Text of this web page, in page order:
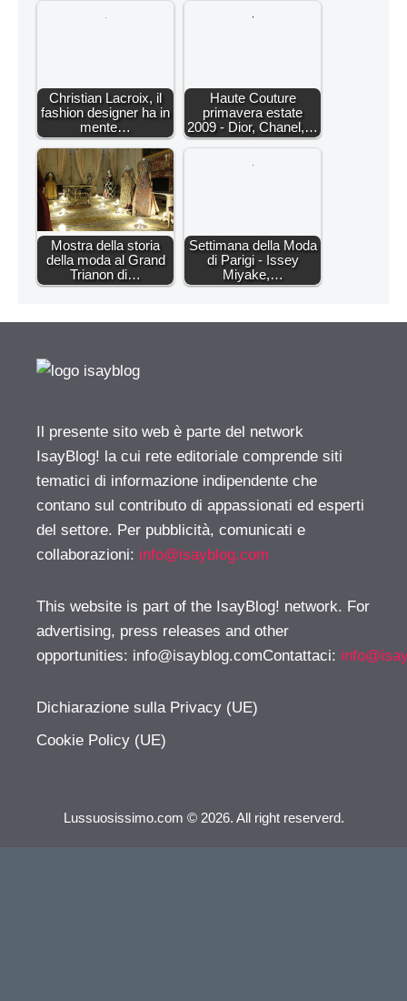
Christian Lacroix, il
fashion designer ha in
mente…
Haute Couture
primavera estate
2009 - Dior, Chanel,…
Mostra della storia
della moda al Grand
Trianon di…
Settimana della Moda
di Parigi - Issey
Miyake,…
Il presente sito web è parte del network
IsayBlog! la cui rete editoriale comprende siti
tematici di informazione indipendente che
contano sul contributo di appassionati ed esperti
del settore. Per pubblicità, comunicati e
collaborazioni: info@isayblog.com
This website is part of the IsayBlog! network. For
advertising, press releases and other
opportunities: info@isayblog.comContattaci:
Dichiarazione sulla Privacy (UE)
Cookie Policy (UE)
Lussuosissimo.com © 2026. All right reserverd.